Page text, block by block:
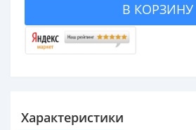
В КОРЗИНУ
Характеристики